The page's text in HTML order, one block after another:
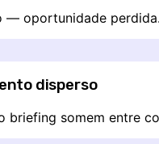
— oportunidade perdida.
disperso
briefing somem entre